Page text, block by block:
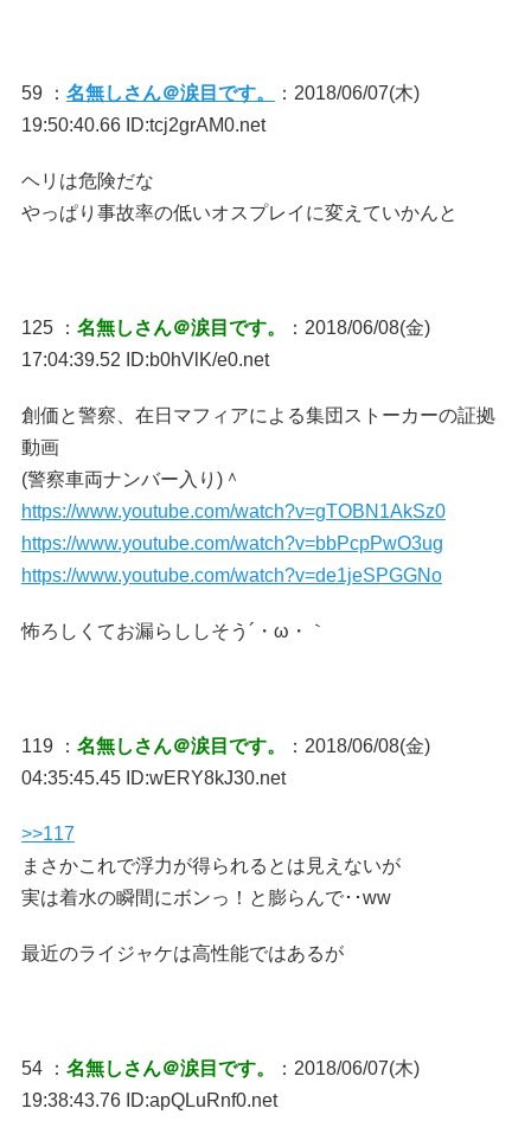
59 ： 名無しさん＠涙目です。
：2018/06/07(木)
19:50:40.66 ID:tcj2grAM0.net
ヘリは危険だな
やっぱり事故率の低いオスプレイに変えていかんと
125 ： 名無しさん＠涙目です。
：2018/06/08(金)
17:04:39.52 ID:b0hVlK/e0.net
創価と警察、在日マフィアによる集団ストーカーの証拠
動画
(警察車両ナンバー入り)＾
https://www.youtube.com/watch?v=gTOBN1AkSz0
https://www.youtube.com/watch?v=bbPcpPwO3ug
https://www.youtube.com/watch?v=de1jeSPGGNo
怖ろしくてお漏らししそう´・ω・｀
119 ： 名無しさん＠涙目です。
：2018/06/08(金)
04:35:45.45 ID:wERY8kJ30.net
>>117
まさかこれで浮力が得られるとは見えないが
実は着水の瞬間にボンっ！と膨らんで･･ww
最近のライジャケは高性能ではあるが
54 ： 名無しさん＠涙目です。
：2018/06/07(木)
19:38:43.76 ID:apQLuRnf0.net